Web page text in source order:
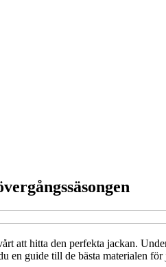
att hitta den perfekta jackan.
guide till de bästa materialen